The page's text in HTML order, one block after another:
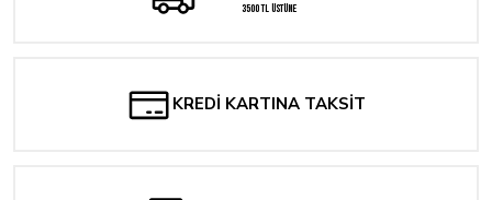
3500 TL ÜSTÜNE
KREDİ KARTINA TAKSİT